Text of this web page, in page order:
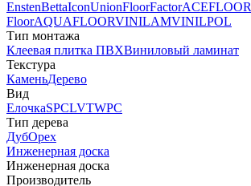
EnstenBettaIconUnionFloorFactorACEFLOOR
FloorAQUAFLOORVINILAMVINILPOL
Тип монтажа
Клеевая плитка ПВХВиниловый ламинат
Текстура
КаменьДерево
Вид
ЕлочкаSPCLVTWPC
Тип дерева
ДубОрех
Инженерная доска
Инженерная доска
Производитель